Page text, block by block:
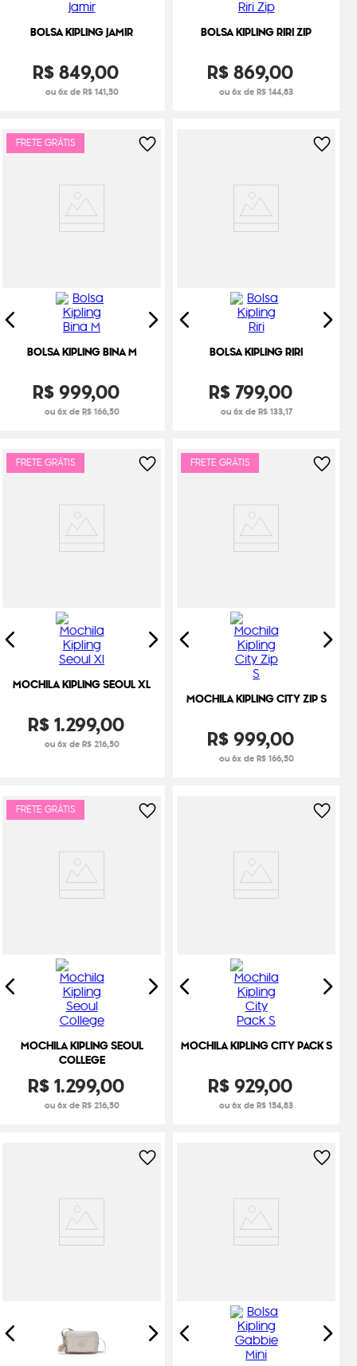
BOLSA KIPLING JAMIR
R$849,00
ou 6x de R$ 141,50
BOLSA KIPLING RIRI ZIP
R$869,00
ou 6x de R$ 144,83
FRETE GRÁTIS
BOLSA KIPLING BINA M
R$999,00
ou 6x de R$ 166,50
BOLSA KIPLING RIRI
R$ 799,00
ou 6x de R$ 133,17
FRETE GRÁTIS
MOCHILA KIPLING SEOUL XL
R$1.299,00
ou 6x de R$ 216,50
FRETE GRÁTIS
MOCHILA KIPLING CITY ZIP S
R$999,00
ou 6x de R$ 166,50
FRETE GRÁTIS
MOCHILA KIPLING SEOUL
COLLEGE
R$1.299,00
ou 6x de R$ 216,50
MOCHILA KIPLING CITY PACK S
R$929,00
ou 6x de R$ 154,83